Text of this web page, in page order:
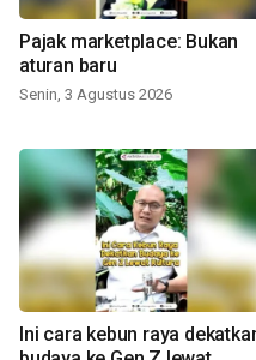
Pajak marketplace: Bukan
aturan baru
Senin, 3 Agustus 2026
Ini cara kebun raya